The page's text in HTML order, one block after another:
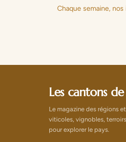
Chaque semaine,
Les cantons
Le magazine des régions
viticoles, vignobles,
pour explorer le pays.